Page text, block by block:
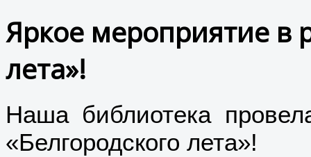
Яркое мероприятие в
лета»!
Наша библиотека
«Белгородского лета»!